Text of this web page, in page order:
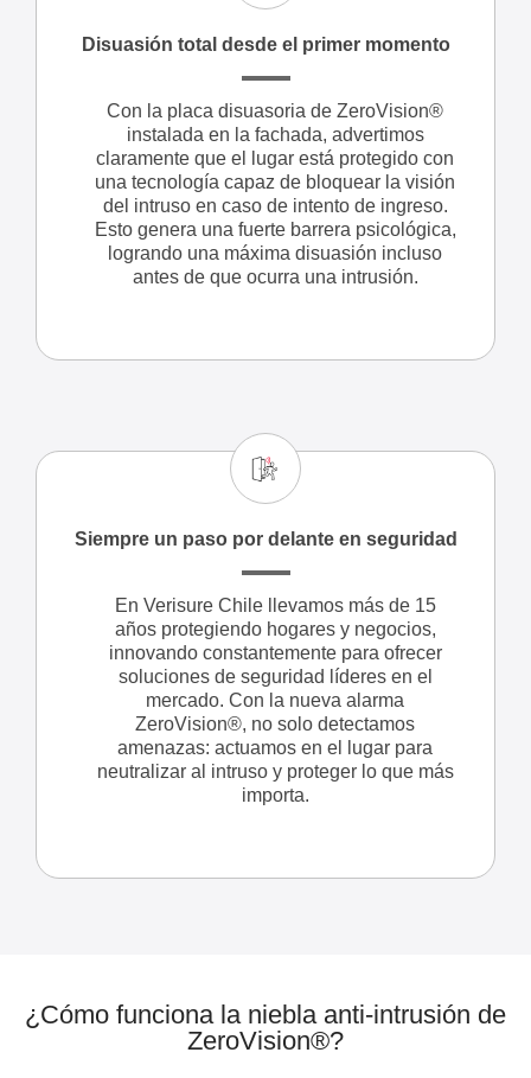
Disuasión total desde el primer momento
Con la placa disuasoria de ZeroVision®
instalada en la fachada, advertimos
claramente que el lugar está protegido con
una tecnología capaz de bloquear la visión
del intruso en caso de intento de ingreso.
Esto genera una fuerte barrera psicológica,
logrando una máxima disuasión incluso
antes de que ocurra una intrusión.
Siempre un paso por delante en seguridad
En Verisure Chile llevamos más de 15
años protegiendo hogares y negocios,
innovando constantemente para ofrecer
soluciones de seguridad líderes en el
mercado. Con la nueva alarma
ZeroVision®, no solo detectamos
amenazas: actuamos en el lugar para
neutralizar al intruso y proteger lo que más
importa.
¿Cómo funciona la niebla anti-intrusión de
ZeroVision®?